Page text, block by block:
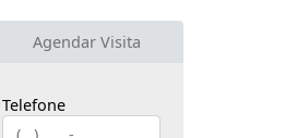
Agendar Visita
Telefone